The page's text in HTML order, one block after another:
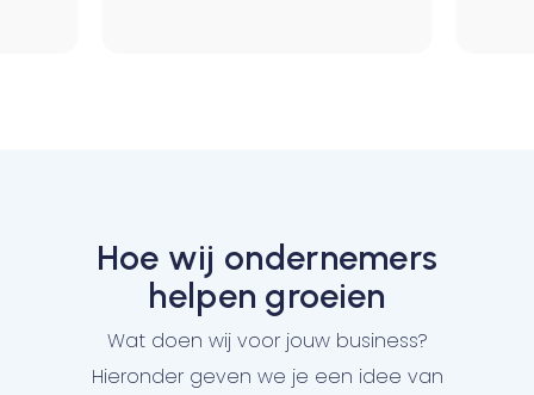
Hoe wij ondernemers
helpen groeien
Wat doen wij voor jouw business?
Hieronder geven we je een idee van